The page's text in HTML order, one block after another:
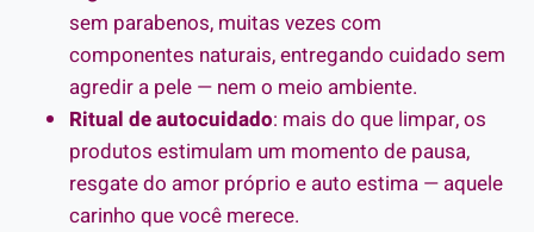
sem parabenos, muitas vezes com
componentes naturais, entregando cuidado sem
agredir a pele — nem o meio ambiente.
Ritual de autocuidado: mais do que limpar, os
produtos estimulam um momento de pausa,
resgate do amor próprio e auto estima — aquele
carinho que você merece.